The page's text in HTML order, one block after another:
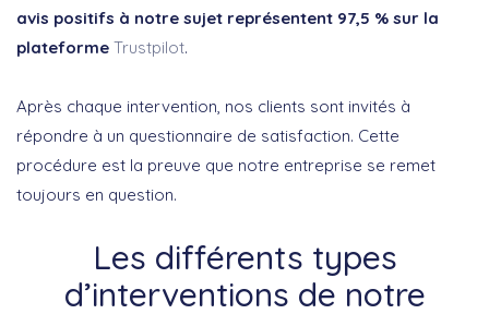
avis positifs à notre sujet représentent 97,5 % sur la
plateforme Trustpilot.
Après chaque intervention, nos clients sont invités à
répondre à un questionnaire de satisfaction. Cette
procédure est la preuve que notre entreprise se remet
toujours en question.
Les différents types
d’interventions de notre